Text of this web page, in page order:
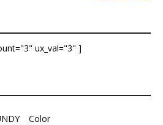
ux_val="3" ]
Color